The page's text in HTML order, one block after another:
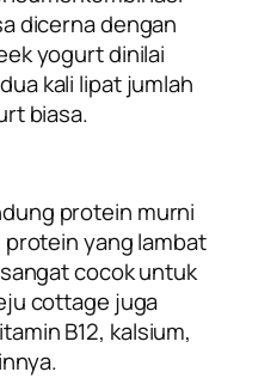
dicerna dengan
yogurt dinilai
kali lipat jumlah
biasa.
protein murni
protein yang lambat
cocok untuk
cottage juga
B12, kalsium,